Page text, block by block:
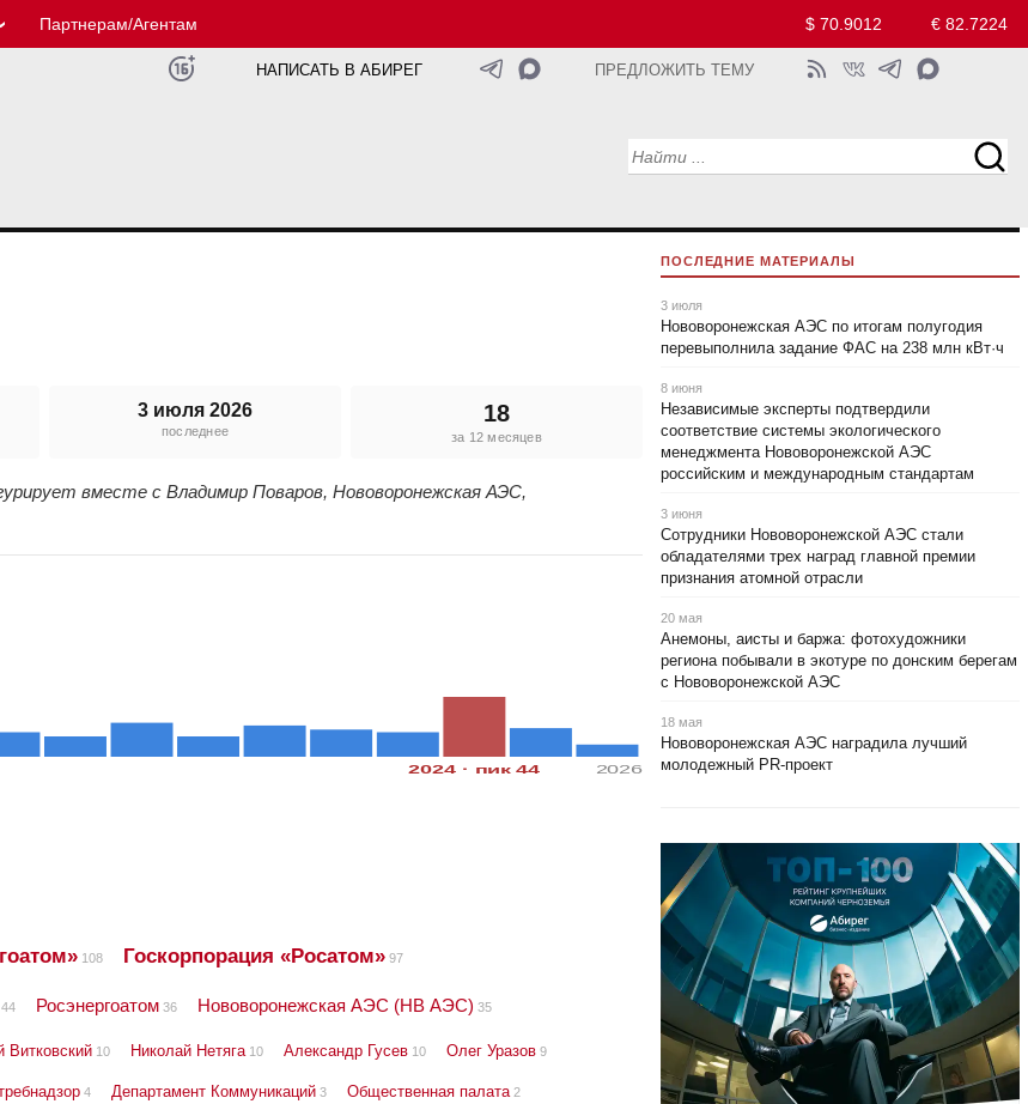
Партнерам/Агентам $ 70.9012 € 82.7224
НАПИСАТЬ В АБИРЕГ ПРЕДЛОЖИТЬ ТЕМУ
3 июля 2026
последнее
18
за 12 месяцев
вместе с Владимир Поваров, Нововоронежская АЭС,
2024 · пик 44 2026
108 Госкорпорация «Росатом» 97
44 Росэнергоатом 36 Нововоронежская АЭС (НВ АЭС) 35
Витковский 10 Николай Нетяга 10 Александр Гусев 10 Олег Уразов 9
4 Департамент Коммуникаций 3 Общественная палата 2
ПОСЛЕДНИЕ МАТЕРИАЛЫ
3 июля
Нововоронежская АЭС по итогам полугодия
перевыполнила задание ФАС на 238 млн кВт·ч
8 июня
Независимые эксперты подтвердили
соответствие системы экологического
менеджмента Нововоронежской АЭС
российским и международным стандартам
3 июня
Сотрудники Нововоронежской АЭС стали
обладателями трех наград главной премии
признания атомной отрасли
20 мая
Анемоны, аисты и баржа: фотохудожники
региона побывали в экотуре по донским берегам
с Нововоронежской АЭС
18 мая
Нововоронежская АЭС наградила лучший
молодежный PR-проект